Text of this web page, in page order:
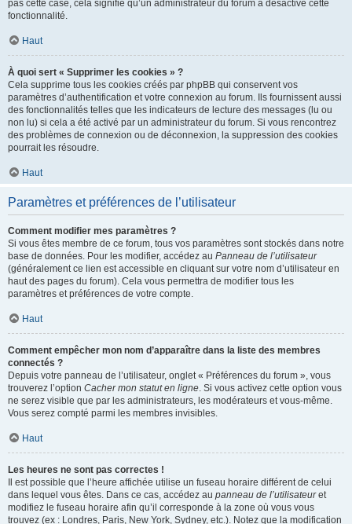
pas cette case, cela signifie qu’un administrateur du forum a désactivé cette
fonctionnalité.
Haut
À quoi sert « Supprimer les cookies » ?
Cela supprime tous les cookies créés par phpBB qui conservent vos
paramètres d’authentification et votre connexion au forum. Ils fournissent aussi
des fonctionnalités telles que les indicateurs de lecture des messages (lu ou
non lu) si cela a été activé par un administrateur du forum. Si vous rencontrez
des problèmes de connexion ou de déconnexion, la suppression des cookies
pourrait les résoudre.
Haut
Paramètres et préférences de l’utilisateur
Comment modifier mes paramètres ?
Si vous êtes membre de ce forum, tous vos paramètres sont stockés dans notre
base de données. Pour les modifier, accédez au Panneau de l’utilisateur
(généralement ce lien est accessible en cliquant sur votre nom d’utilisateur en
haut des pages du forum). Cela vous permettra de modifier tous les
paramètres et préférences de votre compte.
Haut
Comment empêcher mon nom d’apparaître dans la liste des membres
connectés ?
Depuis votre panneau de l’utilisateur, onglet « Préférences du forum », vous
trouverez l’option Cacher mon statut en ligne. Si vous activez cette option vous
ne serez visible que par les administrateurs, les modérateurs et vous-même.
Vous serez compté parmi les membres invisibles.
Haut
Les heures ne sont pas correctes !
Il est possible que l’heure affichée utilise un fuseau horaire différent de celui
dans lequel vous êtes. Dans ce cas, accédez au panneau de l’utilisateuret
modifiez le fuseau horaire afin qu’il corresponde à la zone où vous vous
trouvez (ex : Londres, Paris, New York, Sydney, etc.). Notez que la modification